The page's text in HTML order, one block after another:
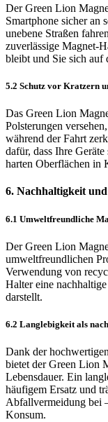
Der Green Lion
Smartphone sicher an
unebene Straßen
zuverlässige Magnet-
bleibt und Sie sich auf
5.2 Schutz vor Kratzern
Das Green Lion
Polsterungen
während der Fahrt
dafür, dass Ihre
harten Oberflächen in
6. Nachhaltigkeit
6.1 Umweltfreundliche
Der Green Lion
umweltfreundlichen
Verwendung von
Halter eine
darstellt.
6.2 Langlebigkeit als
Dank der
bietet der Green Lion
Lebensdauer. Ein
häufigem Ersatz und
Abfallvermeidung bei
Konsum.